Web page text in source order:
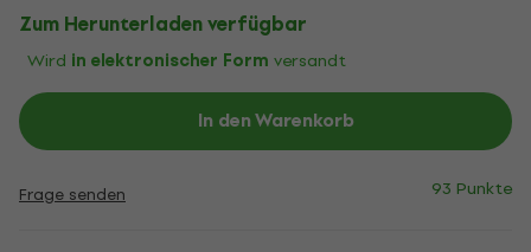
Zum Herunterladen verfügbar
Wird in elektronischer Form versandt
In den Warenkorb
Frage senden 93 Punkte